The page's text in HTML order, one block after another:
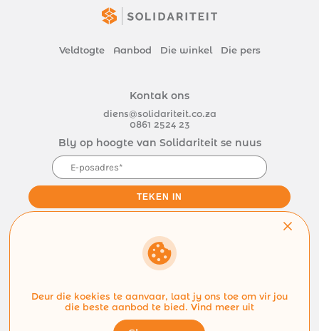
Deur die koekies te aanvaar, laat jy ons toe om vir jou
die beste aanbod te bied. Vind meer uit
Veldtogte Aanbod Die winkel Die pers
Kontak ons
diens@solidariteit.co.za
0861 2524 23
Bly op hoogte van Solidariteit se nuus
Deel van die Solidariteit Beweging